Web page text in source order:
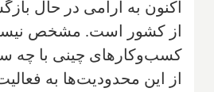
اکنون به آرامی در حال
از کشور است. مشخص
کسب‌وکارهای چینی با چه
از این محدودیت‌ها به